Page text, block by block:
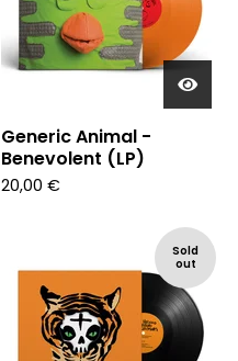
Generic Animal -
Benevolent (LP)
20,00 €
Sold
out